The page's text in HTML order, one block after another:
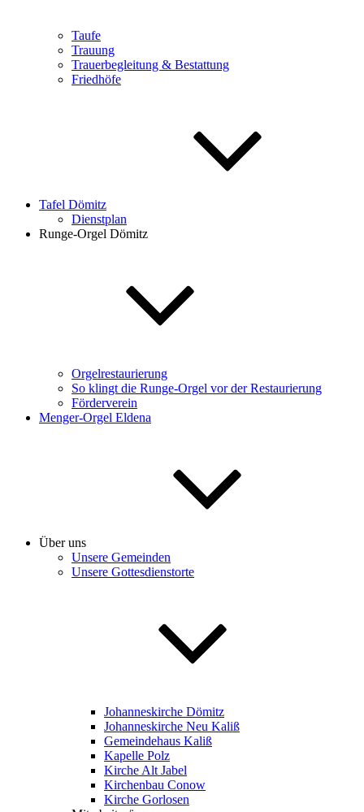
Taufe
Trauung
Trauerbegleitung & Bestattung
Friedhöfe
Tafel Dömitz
Dienstplan
Runge-Orgel Dömitz
Orgelrestaurierung
So klingt die Runge-Orgel vor der Restaurierung
Förderverein
Menger-Orgel Eldena
Über uns
Unsere Gemeinden
Unsere Gottesdienstorte
Johanneskirche Dömitz
Johanneskirche Neu Kaliß
Gemeindehaus Kaliß
Kapelle Polz
Kirche Alt Jabel
Kirchenbau Conow
Kirche Gorlosen